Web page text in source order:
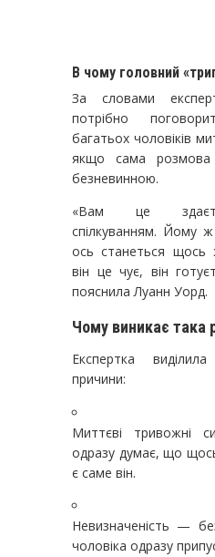
В чому головний
За словами
потрібно
багатьох чоловіків
якщо сама
безневинною.
«Вам це
спілкуванням. Йому
ось станеться щось
він це чує, він
пояснила Луанн Уорд.
Чому виникає така
Експертка
причини:
Миттєві тривожні
одразу думає, що
є саме він.
Невизначеність —
чоловіка одразу